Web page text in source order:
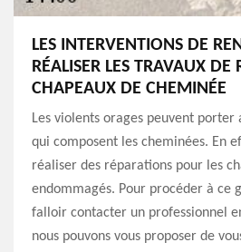
LES INTERVENTIONS DE
RÉALISER LES TRAVAUX DE
CHAPEAUX DE CHEMINÉE
Les violents orages peuvent
qui composent les cheminées. En
réaliser des réparations pour les
endommagés. Pour procéder à ce
falloir contacter un professionnel
nous pouvons vous proposer de